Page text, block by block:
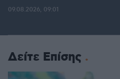
09.08.2026, 09:01
Δείτε Επίσης